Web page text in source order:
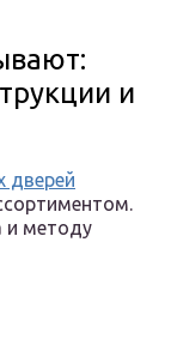
и
дверей
и методу